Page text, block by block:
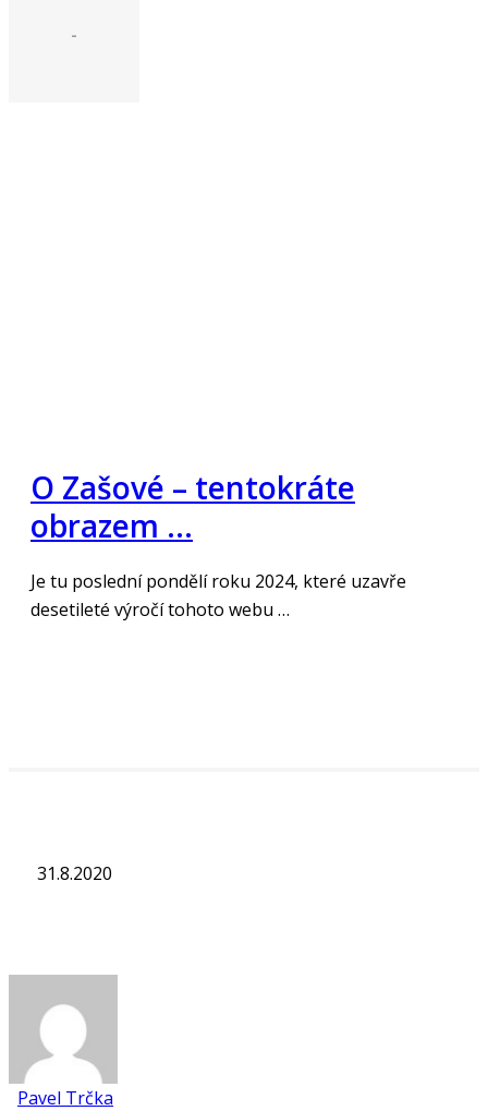
-
O Zašové – tentokráte
obrazem …
Je tu poslední pondělí roku 2024, které uzavře
desetileté výročí tohoto webu …
31.8.2020
Pavel Trčka